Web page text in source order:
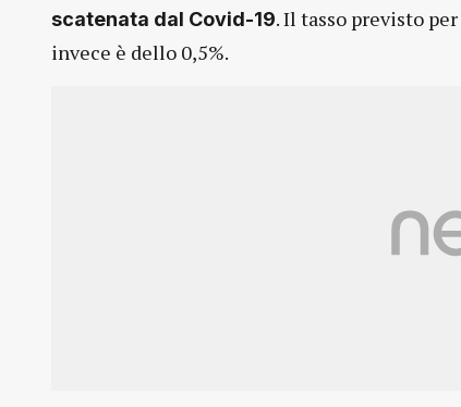
scatenata dal Covid-19. Il tasso previsto
invece è dello 0,5%.